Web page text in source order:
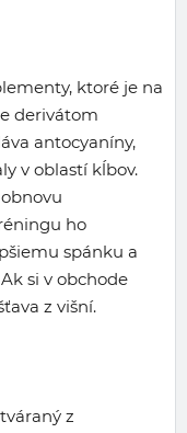
ktoré je na
derivátom
antocyaníny,
v oblastí kĺbov.
ho
spánku a
si v obchode
z višní.
z